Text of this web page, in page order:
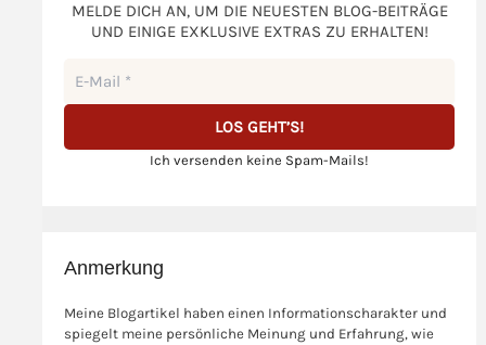
MELDE DICH AN, UM DIE NEUESTEN BLOG-BEITRÄGE
UND EINIGE EXKLUSIVE EXTRAS ZU ERHALTEN!
Ich versenden keine Spam-Mails!
Anmerkung
Meine Blogartikel haben einen Informationscharakter und
spiegelt meine persönliche Meinung und Erfahrung, wie